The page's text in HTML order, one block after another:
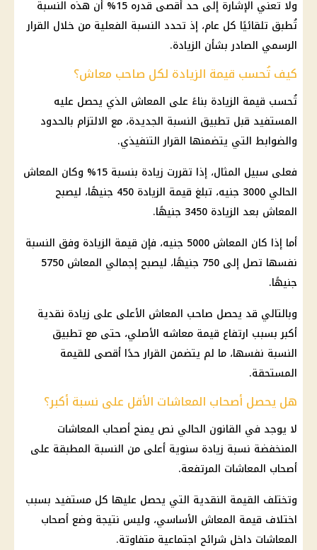
ولا تعني الإشارة إلى حد أقصى قدره 15% أن هذه النسبة
تُطبق تلقائيًا كل عام، إذ تحدد النسبة الفعلية من خلال القرار
الرسمي الصادر بشأن الزيادة.
كيف تُحسب قيمة الزيادة لكل صاحب معاش؟
تُحسب قيمة الزيادة بناءً على المعاش الذي يحصل عليه
المستفيد قبل تطبيق النسبة الجديدة، مع الالتزام بالحدود
والضوابط التي يتضمنها القرار التنفيذي.
فعلى سبيل المثال، إذا تقررت زيادة بنسبة 15% وكان
المعاش
الحالي 3000 جنيه، تبلغ قيمة الزيادة 450 جنيهًا، ليصبح
المعاش بعد الزيادة 3450 جنيهًا.
أما إذا كان المعاش
5000 جنيه، فإن قيمة الزيادة وفق النسبة
نفسها تصل إلى 750 جنيهًا، ليصبح إجمالي
المعاش 5750
جنيهًا.
وبالتالي قد يحصل صاحب المعاش الأعلى على زيادة نقدية
أكبر بسبب ارتفاع قيمة معاشه الأصلي، حتى مع تطبيق
النسبة نفسها، ما لم يتضمن القرار حدًا أقصى للقيمة
المستحقة.
هل يحصل أصحاب المعاشات الأقل على نسبة أكبر؟
لا يوجد في القانون الحالي نص يمنح أصحاب المعاشات
المنخفضة نسبة زيادة سنوية أعلى من النسبة المطبقة على
أصحاب المعاشات المرتفعة.
وتختلف القيمة النقدية التي يحصل عليها كل مستفيد بسبب
اختلاف قيمة المعاش الأساسي، وليس نتيجة وضعأصحاب
المعاشات داخل شرائح اجتماعية متفاوتة.